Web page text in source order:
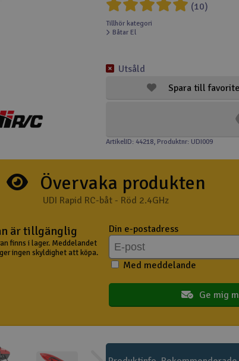
(10)
Tillhör kategori
Båtar El
Spara till
Utsåld
ArtikelID: 44218, Produktnr: UDI009
Övervaka produkten
UDI Rapid RC-båt - Röd 2.4GHz
är tillgänglig
finns i lager. Meddelandet
ingen skyldighet att köpa.
Din e-postadress
Med meddelande
Ge mig